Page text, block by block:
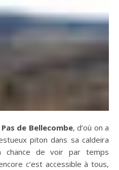
Pas de Bellecombe, d’où on a
piton dans sa caldeira
chance de voir par temps
c’est accessible à tous,